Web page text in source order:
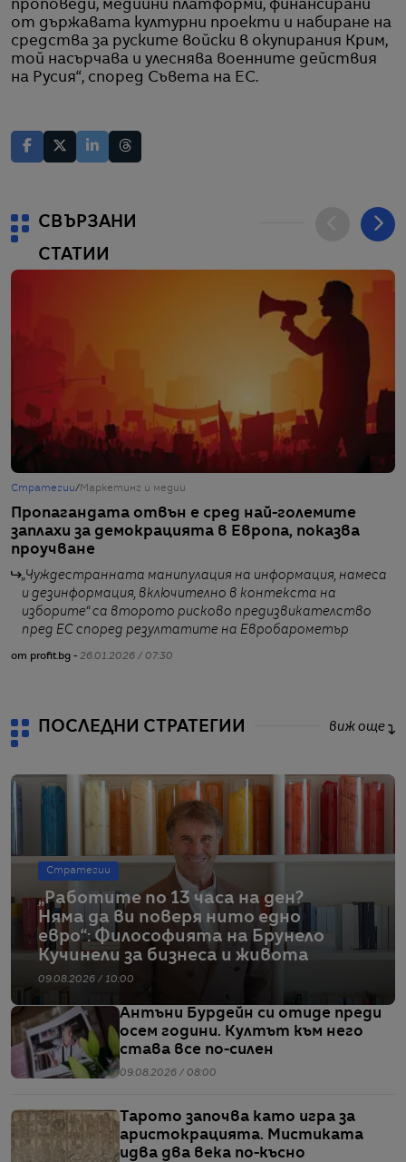
проповеди, медийни платформи, финансирани
от държавата културни проекти и набиране на
средства за руските войски в окупирания Крим,
той насърчава и улеснява военните действия
на Русия“, според Съвета на ЕС.
СВЪРЗАНИ
СТАТИИ
Стратегии/ Маркетинг и медии
Пропагандата отвън е сред най-големите
заплахи за демокрацията в Европа, показва
проучване
„Чуждестранната манипулация на информация, намеса
и дезинформация, включително в контекста на
изборите“ са второто рисково предизвикателство
пред ЕС според резултатите на Евробарометър
от profit.bg - 26.01.2026 / 07:30
ПОСЛЕДНИ СТРАТЕГИИ виж още
Стратегии
„Работите по 13 часа на ден?
Няма да ви поверя нито едно
евро“: Философията на Брунело
Кучинели за бизнеса и живота
09.08.2026 / 10:00
Антъни Бурдейн си отиде преди
осем години. Култът към него
става все по-силен
09.08.2026 / 08:00
Тарото започва като игра за
аристокрацията. Мистиката
идва два века по-късно